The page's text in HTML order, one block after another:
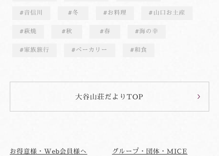
音信川 冬 お料理 山口お土産
萩焼 秋 春 海の幸
家族旅行 ベーカリー 和食
大谷山荘だよりTOP
お得意様・Web会員様へ グループ・団体・MICE